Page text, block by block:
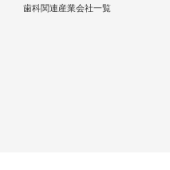
歯科関連産業会社一覧